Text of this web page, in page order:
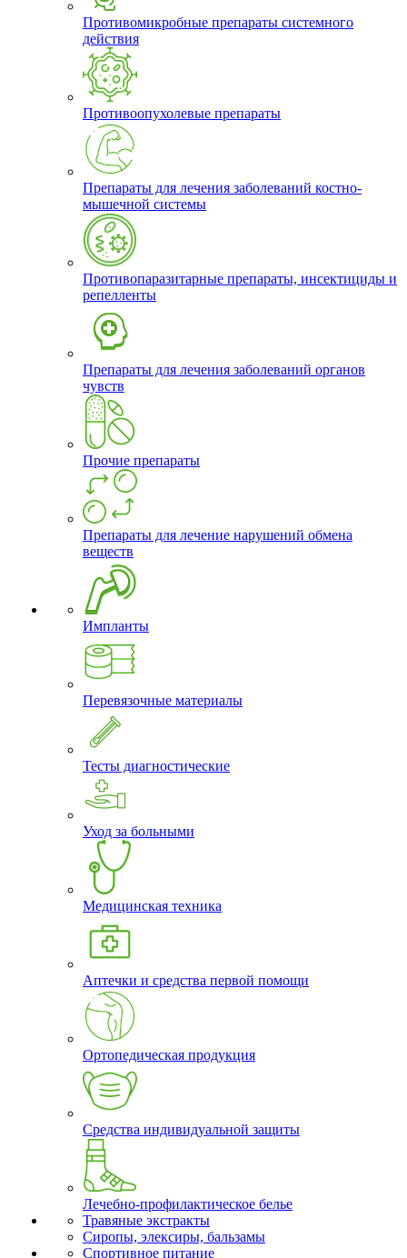
Противомикробные препараты системного
действия
Противоопухолевые препараты
Препараты для лечения заболеваний костно-
мышечной системы
Противопаразитарные препараты, инсектициды и
репелленты
Препараты для лечения заболеваний органов
чувств
Прочие препараты
Препараты для лечение нарушений обмена
веществ
Импланты
Перевязочные материалы
Тесты диагностические
Уход за больными
Медицинская техника
Аптечки и средства первой помощи
Ортопедическая продукция
Средства индивидуальной защиты
Лечебно-профилактическое белье
Травяные экстракты
Сиропы, элексиры, бальзамы
Спортивное питание